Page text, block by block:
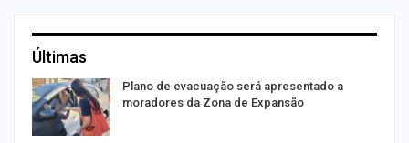
Últimas
Plano de evacuação será apresentado a
moradores da Zona de Expansão